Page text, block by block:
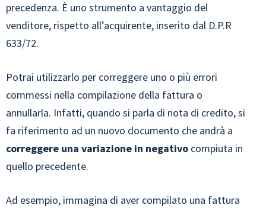
precedenza. È uno strumento a vantaggio del
venditore, rispetto all’acquirente, inserito dal D.P.R
633/72.
Potrai utilizzarlo per correggere uno o più errori
commessi nella compilazione della fattura o
annullarla. Infatti, quando si parla di nota di credito, si
fa riferimento ad un nuovo documento che andrà a
correggere una variazione in negativo compiuta in
quello precedente.
Ad esempio, immagina di aver compilato una fattura